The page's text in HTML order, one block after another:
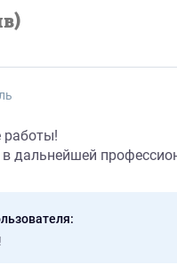
работы!
дальнейшей